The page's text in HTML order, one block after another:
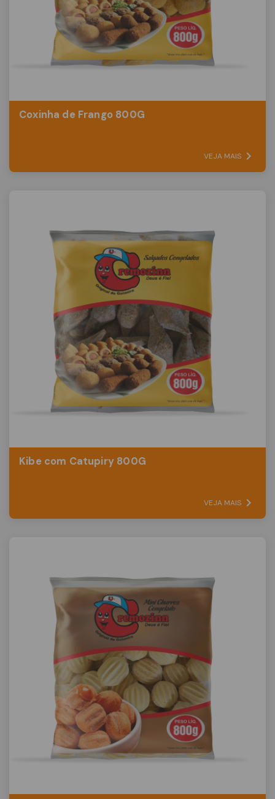
Coxinha de Frango 800G
VEJA MAIS
Kibe com Catupiry 800G
VEJA MAIS